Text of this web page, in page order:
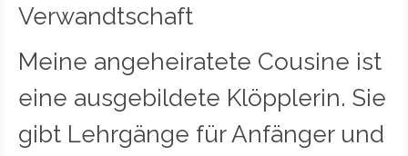
Verwandtschaft
Meine angeheiratete Cousine ist
eine ausgebildete Klöpplerin. Sie
gibt Lehrgänge für Anfänger und